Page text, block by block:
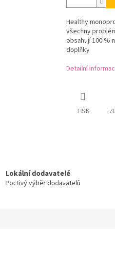
Healthy
všechny
obsahují 100 %
doplňky
Detailní
TISK
Lokální dodavatelé
Poctivý výběr dodavatelů